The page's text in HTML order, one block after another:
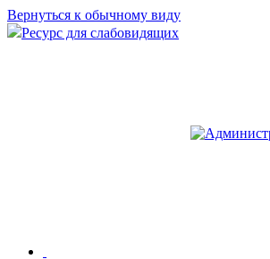
Вернуться к обычному виду
Ресурс для слабовидящих